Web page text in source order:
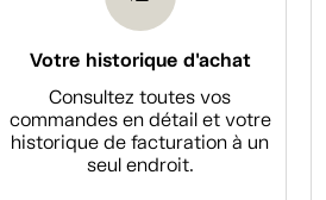
Votre historique d'achat
Consultez toutes vos
commandes en détail et votre
historique de facturation à un
seul endroit.